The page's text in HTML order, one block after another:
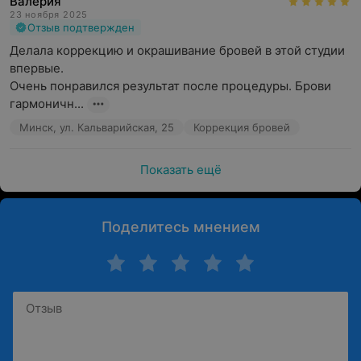
23 ноября 2025
Отзыв подтвержден
Делала коррекцию и окрашивание бровей в этой студии
впервые.
Очень понравился результат после процедуры. Брови
гармоничн...
Минск, ул. Кальварийская, 25 Коррекция бровей
Показать ещё
Поделитесь мнением